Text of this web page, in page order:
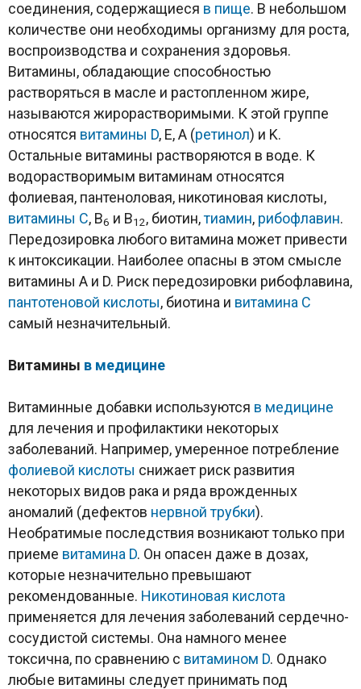
соединения, содержащиеся в пище. В небольшом
количестве они необходимы организму для роста,
воспроизводства и сохранения здоровья.
Витамины, обладающие способностью
растворяться в масле и растопленном жире,
называются жирорастворимыми. К этой группе
относятся витамины D, E, A (ретинол) и K.
Остальные витамины растворяются в воде. К
водорастворимым витаминам относятся
фолиевая, пантеноловая, никотиновая кислоты,
витамины С, B6 и B12, биотин,тиамин, рибофлавин.
Передозировка любого витамина может привести
к интоксикации. Наиболее опасны в этом смысле
витамины A и D. Риск передозировки рибофлавина,
пантотеновой кислоты, биотина и витамина С
самый незначительный.
Витамины в медицине
Витаминные добавки используются в медицине
для лечения и профилактики некоторых
заболеваний. Например, умеренное потребление
фолиевой кислоты снижает риск развития
некоторых видов рака и ряда врожденных
аномалий (дефектов нервной трубки).
Необратимые последствия возникают только при
приеме витамина D. Он опасен даже в дозах,
которые незначительно превышают
рекомендованные. Никотиновая кислота
применяется для лечения заболеваний сердечно-
сосудистой системы. Она намного менее
токсична, по сравнению с витамином D. Однако
любые витамины следует принимать под